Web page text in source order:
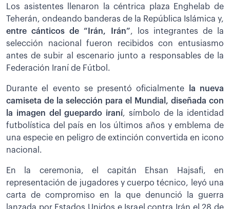
Los asistentes llenaron la céntrica plaza Enghelab de
Teherán, ondeando banderas de la República Islámica y,
entre cánticos de “Irán, Irán”, los integrantes de la
selección nacional fueron recibidos con entusiasmo
antes de subir al escenario junto a responsables de la
Federación Iraní de Fútbol.
Durante el evento se presentó oficialmente
la nueva
camiseta de la selección para el Mundial, diseñada con
la imagen del guepardo iraní, símbolo de la identidad
futbolística del país en los últimos años y emblema de
una especie en peligro de extinción convertida en icono
nacional.
En la ceremonia, el capitán Ehsan Hajsafi, en
representación de jugadores y cuerpo técnico, leyó una
carta de compromiso en la que denunció la guerra
lanzada por Estados Unidos e Israel contra Irán el 28 de